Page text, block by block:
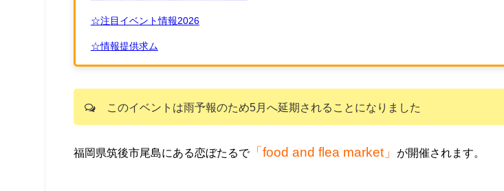
☆注目イベント情報2026
☆情報提供求ム
このイベントは雨予報のため5月へ延期されることになりました
福岡県筑後市尾島にある恋ぼたるで「food and flea market」 が開催されます。